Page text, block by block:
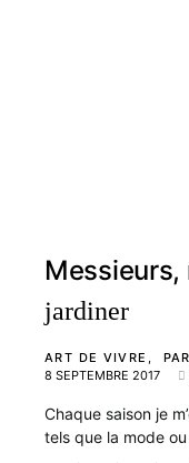
Messieurs,
jardiner
ART DE VIVRE
8 SEPTEMBRE 2017
Chaque saison je
tels que la mode